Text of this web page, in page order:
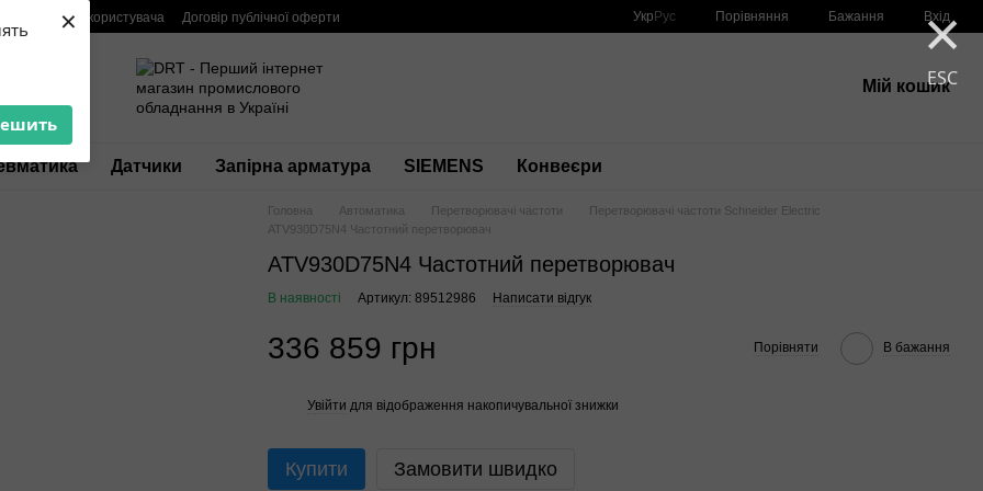
× ×
ESC
Угода користувача Договір публічної оферти Укр Рус Порівняння Бажання Вхід
Мій кошик
Датчики Запірна арматура SIEMENS Конвеєри
Головна Автоматика Перетворювачі частоти
Перетворювачі частоти Schneider Electric
ATV930D75N4 Частотний перетворювач
ATV930D75N4 Частотний перетворювач
В наявності Артикул: 89512986 Написати відгук
336 859 грн Порівняти В бажання
Увійти для відображення накопичувальної знижки
Купити Замовити швидко